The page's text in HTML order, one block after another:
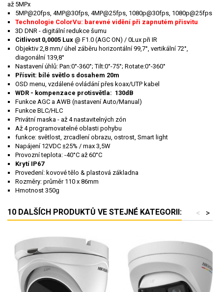
až 5MPx
5MP@20fps, 4MP@30fps, 4MP@25fps, 1080p@30fps, 1080p@25fps
Technologie ColorVu: barevné vidění při zapnutém přisvitu
3D DNR - digitální redukce šumu
Citlivost 0,0005 Lux @ F1.0 (AGC ON) / 0Lux při IR
Objektiv 2,8 mm/ úhel záběru horizontální 99,7°, vertikální 72°,
diagonální 139,8°
Nastavení úhlů: Pan:0°-360°; Tilt:0°-75°; Rotate:0°-360°
Přísvit: bílé světlo s dosahem 20m
OSD menu, vzdálené ovládání přes koax/UTP kabel
WDR - kompenzace protisvětla: 130dB
Funkce AGC a AWB (nastavení Auto/Manual)
Funkce BLC/HLC
Privátní maska - až 4 nastavitelných zón
Až 4 programovatelné oblasti pohybu
funkce: světlost, zrcadlení obrazu, ostrost, Smart light
Napájení 12VDC ±25% / max 3,5W
Provozní teplota: -40°C až 60°C
Krytí IP67
Provedení: kovové tělo & plastová základna
Rozměry: průměr 110 x 86mm
Hmotnost 350g
10 DALŠÍCH PRODUKTŮ VE STEJNÉ KATEGORII: >
<